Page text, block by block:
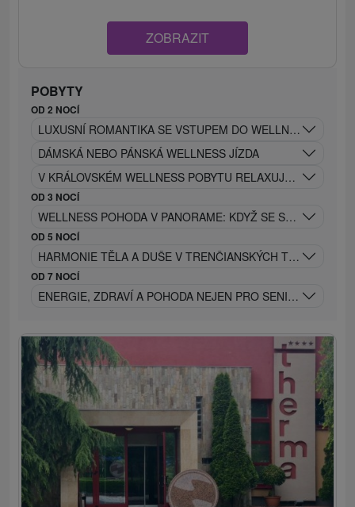
ZOBRAZIT
POBYTY
OD 2 NOCÍ
LUXUSNÍ ROMANTIKA SE VSTUPEM DO WELLNESS,
DÁMSKÁ NEBO PÁNSKÁ WELLNESS JÍZDA
V KRÁLOVSKÉM WELLNESS POBYTU RELAXUJTE JAKO
OD 3 NOCÍ
WELLNESS POHODA V PANORAME: KDYŽ SE SNY STÁVAJÍ
OD 5 NOCÍ
HARMONIE TĚLA A DUŠE V TRENČIANSKÝCH TEPLICÍCH
OD 7 NOCÍ
ENERGIE, ZDRAVÍ A POHODA NEJEN PRO SENIORY